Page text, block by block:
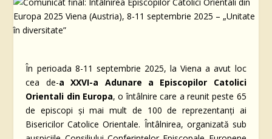
În perioada 8-11 septembrie 2025, la Viena a avut loc
cea de-a XXVI-a Adunare a Episcopilor Catolici
Orientali din Europa, o întâlnire care a reunit peste 65
de episcopi și mai mult de 100 de reprezentanți ai
Bisericilor Catolice Orientale. Întâlnirea, organizată sub